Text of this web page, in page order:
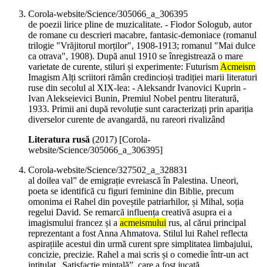
Corola-website/Science/305066_a_306395
de poezii lirice pline de muzicalitate. - Fiodor Sologub, autor
de romane cu descrieri macabre, fantasic-demoniace (romanul
trilogie "Vrăjitorul morților", 1908-1913; romanul "Mai dulce
ca otrava", 1908). După anul 1910 se înregistrează o mare
varietate de curente, stiluri și experimente: FuturismAcmeism
Imagism Alți scriitori rămân credincioși tradiției marii literaturi
ruse din secolul al XIX-lea: - Aleksandr Ivanovici Kuprin -
Ivan Alekseievici Bunin, Premiul Nobel pentru literatură,
1933. Primii ani după revoluție sunt caracterizați prin apariția
diverselor curente de avangardă, nu rareori rivalizând
Literatura rusă (2017) [Corola-
website/Science/305066_a_306395]
Corola-website/Science/327502_a_328831
al doilea val” de emigrație evreiască în Palestina. Uneori,
poeta se identifică cu figuri feminine din Biblie, precum
omonima ei Rahel din poveștile patriarhilor, și Mihal, soția
regelui David. Se remarcă influența creativă asupra ei a
imagismului francez și a acmeismului rus, al cărui principal
reprezentant a fost Anna Ahmatova. Stilul lui Rahel reflecta
aspirațiile acestui din urmă curent spre simplitatea limbajului,
concizie, precizie. Rahel a mai scris și o comedie într-un act